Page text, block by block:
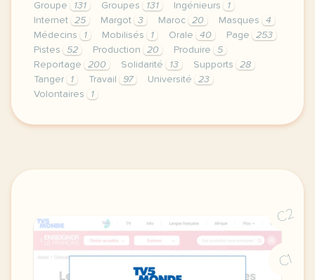
Groupe
131 Groupes 131 Ingénieurs
1
Internet
25 Margot 3 Maroc 20 Masques
4
Médecins
1 Mobilisés 1 Orale 40 Page
253
Pistes
52 Production 20 Produire
5
Reportage
200 Solidarité 13 Supports
28
Tanger
1 Travail 97 Université
23
Volontaires
1
le respect de votre vie privee est une priorite
C2
C1